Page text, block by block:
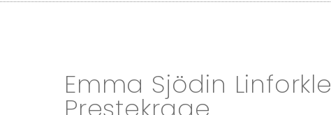
Emma Sjödin Linforkle